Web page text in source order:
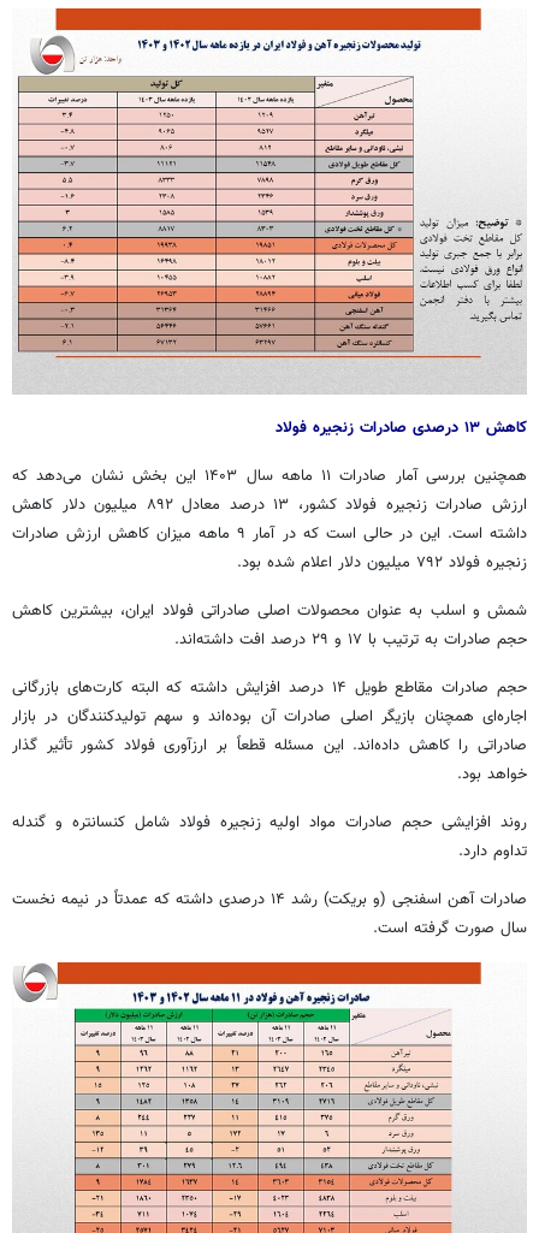
کاهش ۱۳ درصدی صادرات زنجیره فولاد
همچنین بررسی آمار صادرات ۱۱ ماهه سال ۱۴۰۳ این بخش نشان می‌دهد که
ارزش صادرات زنجیره فولاد کشور، ۱۳ درصد معادل ۸۹۲ میلیون دلار کاهش
داشته است. این در حالی است که در آمار ۹ ماهه میزان کاهش ارزش صادرات
زنجیره فولاد ۷۹۲ میلیون دلار اعلام شده بود.
شمش و اسلب به عنوان محصولات اصلی صادراتی فولاد ایران، بیشترین کاهش
حجم صادرات به ترتیب با ۱۷ و ۲۹ درصد
افت داشته‌اند.
حجم صادرات مقاطع طویل ۱۴ درصد افزایش داشته که البته کارت‌های بازرگانی
اجاره‌ای همچنان بازیگر اصلی صادرات آن بوده‌اند و سهم تولیدکنندگان در بازار
صادراتی را کاهش داده‌اند. این مسئله قطعاً بر ارزآوری فولاد کشور تأثیر گذار
خواهد بود.
روند افزایشی حجم صادرات مواد اولیه زنجیره فولاد شامل کنسانتره و گندله
تداوم دارد.
صادراتآهن اسفنجی (و بریکت) رشد ۱۴ درصدی داشته که عمدتاً در نیمه نخست
سال صورت گرفته است.